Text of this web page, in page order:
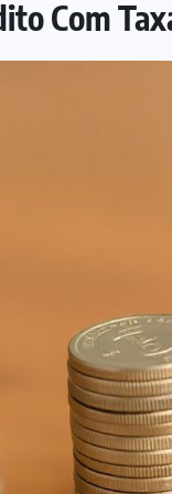
Com